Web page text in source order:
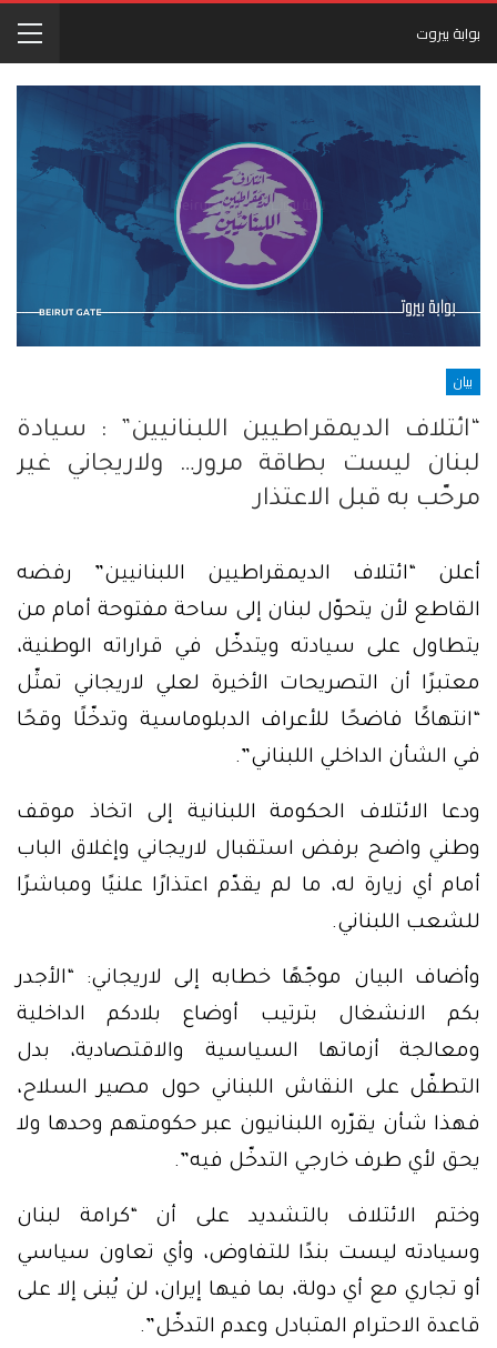
بوابة بيروت
بيان
“ائتلاف الديمقراطيين اللبنانيين” : سيادة
لبنان ليست بطاقة مرور… ولاريجاني غير
مرحّب به قبل الاعتذار
أعلن “ائتلاف الديمقراطيين اللبنانيين” رفضه
القاطع لأن يتحوّل لبنان إلى ساحة مفتوحة أمام من
يتطاول على سيادته ويتدخّل في قراراته الوطنية،
معتبرًا أن التصريحات الأخيرة لعلي لاريجاني تمثّل
“انتهاكًا فاضحًا للأعراف الدبلوماسية وتدخّلًا وقحًا
في الشأن الداخلي اللبناني”.
ودعا الائتلاف الحكومة اللبنانية إلى اتخاذ موقف
وطني واضح برفض استقبال لاريجاني وإغلاق الباب
أمام أي زيارة له، ما لم يقدّم اعتذارًا علنيًا ومباشرًا
للشعب اللبناني.
وأضاف البيان موجّهًا خطابه إلى لاريجاني: “الأجدر
بكم الانشغال بترتيب أوضاع بلادكم الداخلية
ومعالجة أزماتها السياسية والاقتصادية، بدل
التطفّل على النقاش اللبناني حول مصير السلاح،
فهذا شأن يقرّره اللبنانيون عبر حكومتهم وحدها ولا
يحق لأي طرف خارجي التدخّل فيه”.
وختم الائتلاف بالتشديد على أن “كرامة لبنان
وسيادته ليست بندًا للتفاوض، وأي تعاون سياسي
أو تجاري مع أي دولة، بما فيها إيران، لن يُبنى إلا على
قاعدة الاحترام المتبادل وعدم التدخّل”.